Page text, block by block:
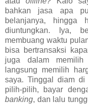
bahkan jasa apa
belanjanya, hingga
diuntungkan. Iya,
membuang waktu
bisa bertransaksi
juga dalam memilih
langsung memilih
saya. Tinggal diam di
pilih-pilih, bayar
banking, dan lalu